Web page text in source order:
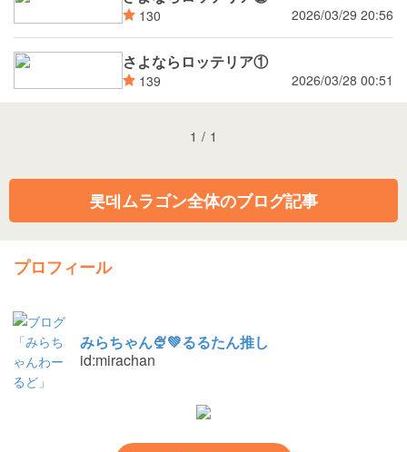
130 2026/03/29 20:56
さよならロッテリア①
139 2026/03/28 00:51
1 / 1
롯데ムラゴン全体のブログ記事
プロフィール
みらちゃん🍨💚るるたん推し
id:mirachan